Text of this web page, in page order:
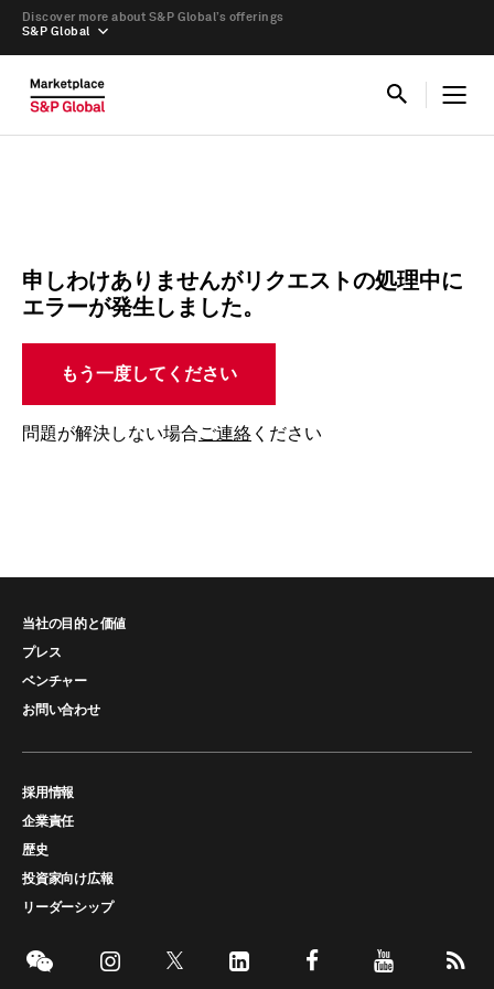
S&P Global
Discover more about S&P Global’s offerings
申しわけありませんがリクエストの処理中に
エラーが発生しました。
もう一度してください
問題が解決しない場合ご連絡 ください
当社の目的と価値
プレス
ベンチャー
お問い合わせ
採用情報
企業責任
歴史
投資家向け広報
リーダーシップ